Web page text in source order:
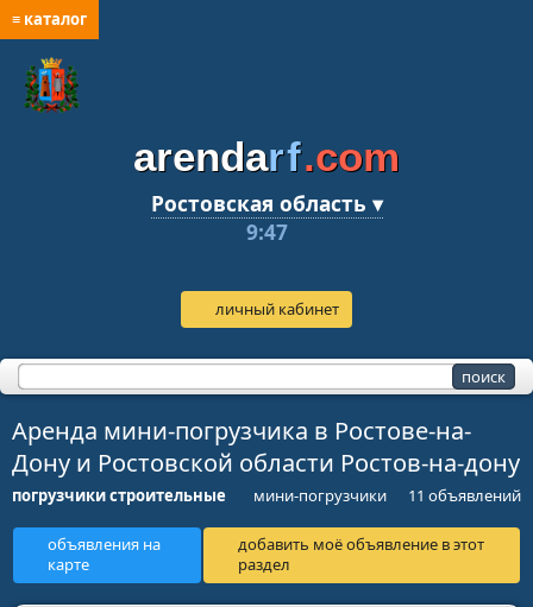
≡ каталог
arendarf.com
Ростовская область ▾
9:47
личный кабинет
Аренда мини-погрузчика в Ростове-на-
Дону и Ростовской области Ростов-на-дону
погрузчики строительные мини-погрузчики 11 объявлений
объявления на
карте
добавить моё объявление в этот
раздел